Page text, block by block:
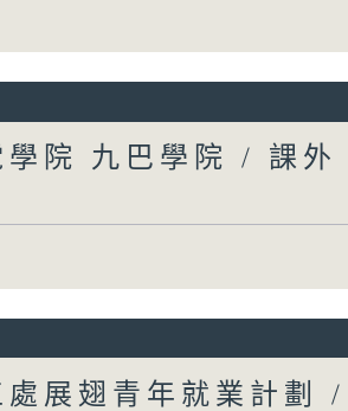
院 九巴學院 / 課外
展翅青年就業計劃 /